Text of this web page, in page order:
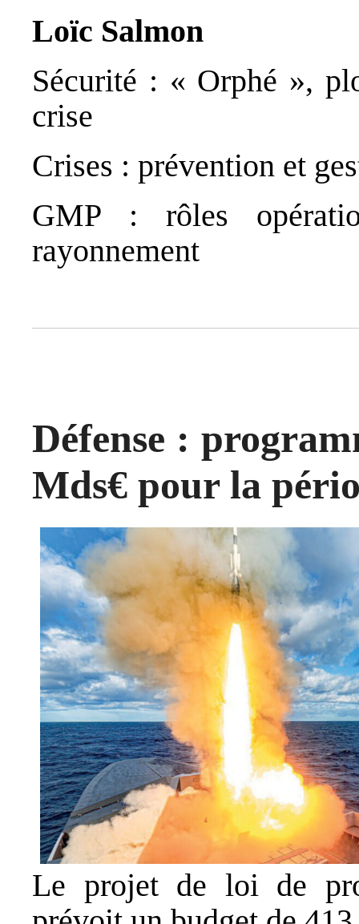
Loïc Salmon
Sécurité : « Orphé »,
crise
Crises : prévention et
GMP : rôles
rayonnement
Défense :
Mds€ pour la
Le projet de loi de